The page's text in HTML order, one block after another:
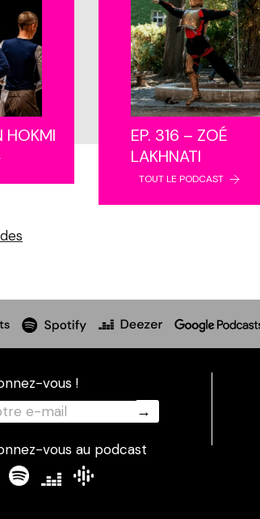
HOKMI
EP. 316 – ZOÉ
LAKHNATI
TOUT LE PODCAST
vous !
vous au podcast